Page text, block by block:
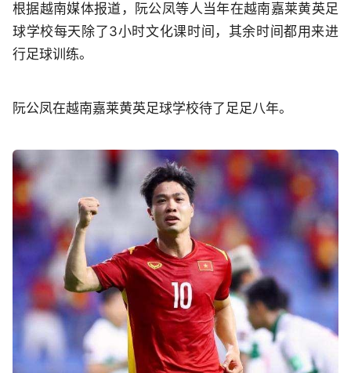
根据越南媒体报道，阮公凤等人当年在越南嘉莱黄英足
球学校每天除了3小时文化课时间，其余时间都用来进
行足球训练。
阮公凤在越南嘉莱黄英足球学校待了足足八年。